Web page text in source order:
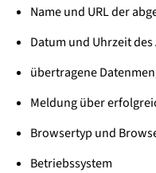
Name und URL der
Datum und Uhrzeit
übertragene
Meldung über
Browsertyp und
Betriebssystem